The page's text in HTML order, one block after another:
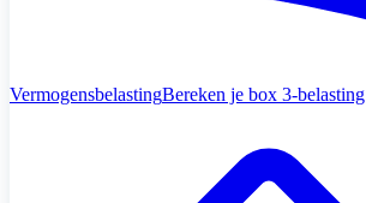
VermogensbelastingBereken je box 3-belasting